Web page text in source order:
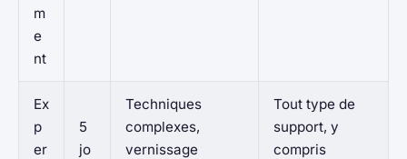
m
e
nt
Ex
p
er
5
jo
Techniques
complexes,
vernissage
Tout type de
support, y
compris